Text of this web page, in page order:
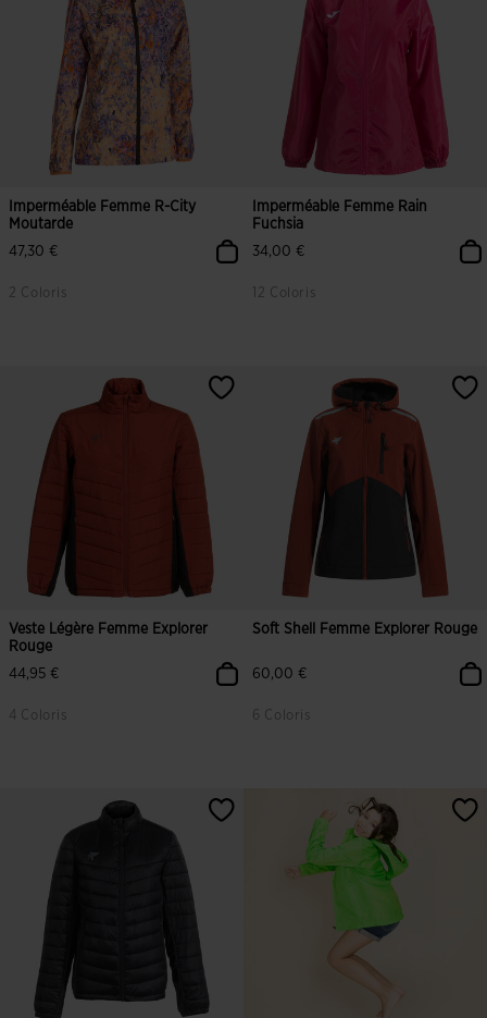
Imperméable Femme R-City
Moutarde
47,30 €
2 Coloris
3,4 sur 5 Évaluation du client
Imperméable Femme Rain
Fuchsia
34,00 €
12 Coloris
5 sur 5 Évaluation du client
Veste Légère Femme Explorer
Rouge
44,95 €
4 Coloris
3,3 sur 5 Évaluation du client
Soft Shell Femme Explorer Rouge
60,00 €
6 Coloris
4 sur 5 Évaluation du client